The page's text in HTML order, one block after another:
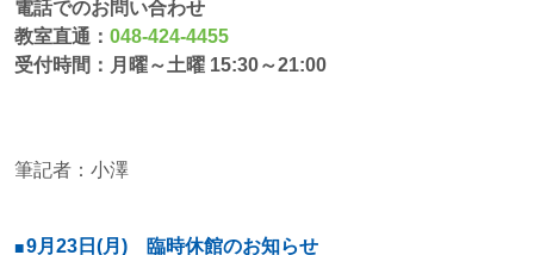
電話でのお問い合わせ
教室直通： 048-424-4455
受付時間：月曜～土曜 15:30～21:00
筆記者：小澤
9月23日(月) 臨時休館のお知らせ